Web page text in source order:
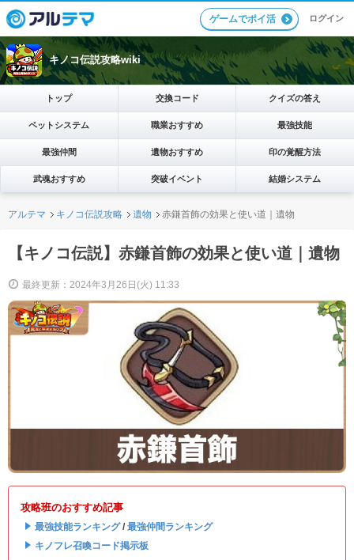
ゲームでポイ活 ログイン
キノコ伝説攻略wiki
トップ 交換コード クイズの答え
ペットシステム 職業おすすめ 最強技能
最強仲間 遺物おすすめ 印の覚醒方法
武魂おすすめ 突破イベント 結婚システム
アルテマ キノコ伝説攻略 遺物 赤鎌首飾の効果と使い道｜遺物
【キノコ伝説】赤鎌首飾の効果と使い道｜遺物
最終更新：2024年3月26日(火) 11:33
攻略班のおすすめ記事
・ 最強技能ランキング/ 最強仲間ランキング
・ キノフレ召喚コード掲示板